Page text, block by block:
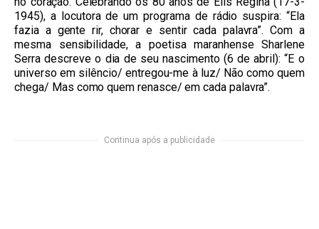
1945), a locutora de um programa de rádio suspira: “Ela
fazia a gente rir, chorar e sentir cada palavra”. Com a
mesma sensibilidade, a poetisa maranhense Sharlene
Serra descreve o dia de seu nascimento (6 de abril): “E o
universo em silêncio/ entregou-me à luz/ Não como quem
chega/ Mas como quem renasce/ em cada palavra”.
Continua após a publicidade